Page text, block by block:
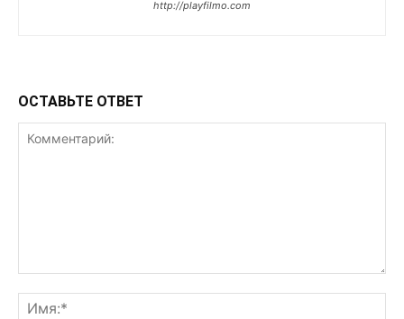
http://playfilmo.com
ОСТАВЬТЕ ОТВЕТ